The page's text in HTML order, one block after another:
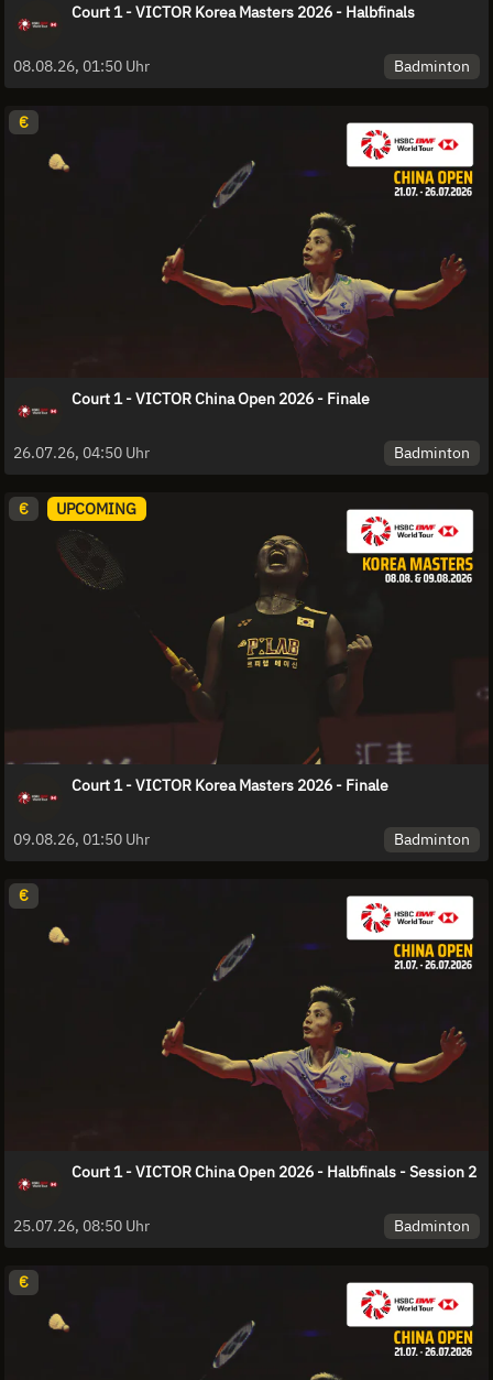
Court 1 - VICTOR Korea Masters 2026 - Halbfinals
08.08.26, 01:50 Uhr Badminton
€
Court 1 - VICTOR China Open 2026 - Finale
26.07.26, 04:50 Uhr Badminton
€ UPCOMING
Court 1 - VICTOR Korea Masters 2026 - Finale
09.08.26, 01:50 Uhr Badminton
€
Court 1 - VICTOR China Open 2026 - Halbfinals - Session 2
25.07.26, 08:50 Uhr Badminton
€